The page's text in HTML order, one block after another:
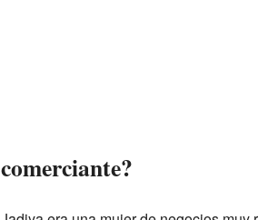
comerciante?